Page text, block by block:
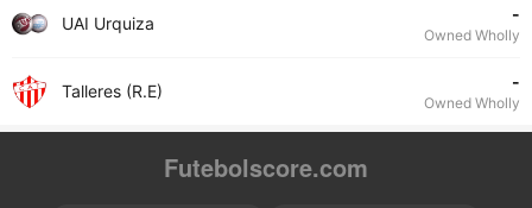
UAI Urquiza -
Owned Wholly
Talleres (R.E) -
Owned Wholly
Futebolscore.com